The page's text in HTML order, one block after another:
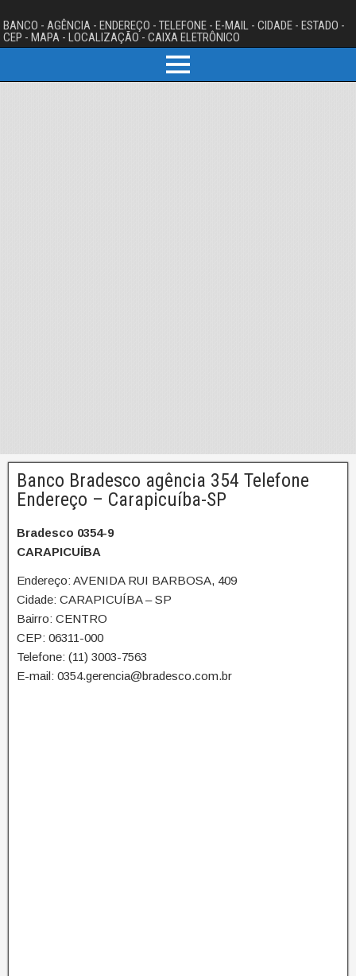
BANCO - AGÊNCIA - ENDEREÇO - TELEFONE - E-MAIL - CIDADE - ESTADO -
CEP - MAPA - LOCALIZAÇÃO - CAIXA ELETRÔNICO
Banco Bradesco agência 354 Telefone
Endereço – Carapicuíba-SP
Bradesco 0354-9
CARAPICUÍBA
Endereço: AVENIDA RUI BARBOSA, 409
Cidade: CARAPICUÍBA – SP
Bairro: CENTRO
CEP: 06311-000
Telefone: (11) 3003-7563
E-mail: 0354.gerencia@bradesco.com.br